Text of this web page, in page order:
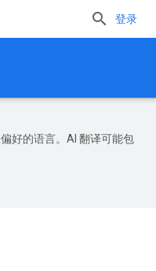
登录
好的语言。AI 翻译可能包